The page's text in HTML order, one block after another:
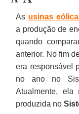
As usinas
a produção de
quando
anterior. No fim
era responsável
no ano no
Atualmente, ela
produzida no